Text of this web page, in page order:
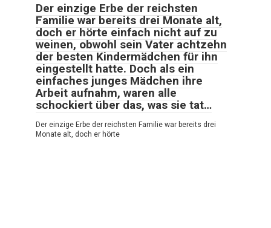
Der einzige Erbe der reichsten
Familie war bereits drei Monate alt,
doch er hörte einfach nicht auf zu
weinen, obwohl sein Vater achtzehn
der besten Kindermädchen für ihn
eingestellt hatte. Doch als ein
einfaches junges Mädchen ihre
Arbeit aufnahm, waren alle
schockiert über das, was sie tat…
Der einzige Erbe der reichsten Familie war bereits drei
Monate alt, doch er hörte